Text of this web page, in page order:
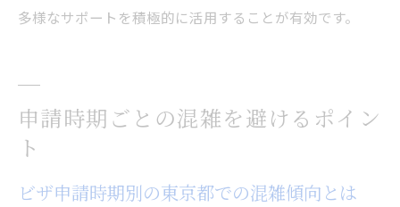
多様なサポートを積極的に活用することが有効です。
申請時期ごとの混雑を避けるポイン
ト
ビザ申請時期別の東京都での混雑傾向とは